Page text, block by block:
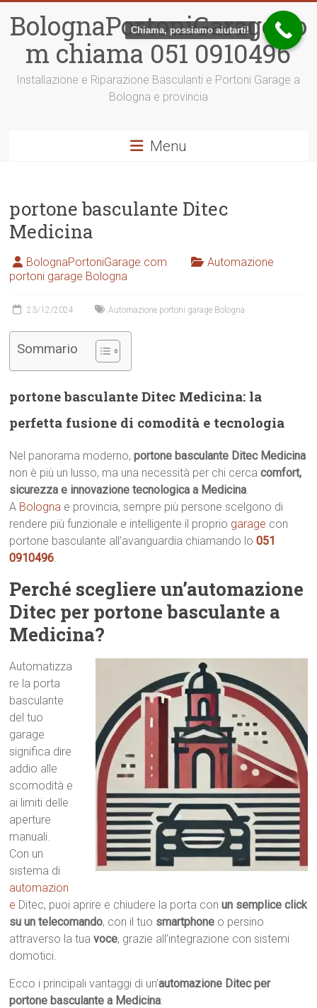
contenuto
BolognaPortoniGarage.co
m chiama 051 0910496
Installazione e Riparazione Basculanti e Portoni Garage a
Bologna e provincia
Menu
portone basculante Ditec
Medicina
BolognaPortoniGarage.com
Automazione
portoni garage Bologna
23/12/2024 Automazione portoni garage Bologna
Sommario
portone basculante Ditec Medicina: la
perfetta fusione di comodità e tecnologia
Nel panorama moderno,portone basculante Ditec Medicina
non è più un lusso, ma una necessità per chi cercacomfort,
sicurezza e innovazione tecnologica a Medicina.
A Bologna e provincia, sempre più persone scelgono di
rendere più funzionale e intelligente il proprio garage con
portone basculante all’avanguardia chiamando lo051
0910496.
Perché scegliere un’automazione
Ditec per portone basculante a
Medicina?
Automatizza
re la porta
basculante
del tuo
garage
significa dire
addio alle
scomodità e
ai limiti delle
aperture
manuali.
Con un
sistema di
automazion
e Ditec, puoi aprire e chiudere la porta conun semplice click
su un telecomando, con il tuo smartphone o persino
attraverso la tuavoce, grazie all’integrazione con sistemi
domotici.
Ecco i principali vantaggi di un’automazione Ditec per
portone basculante a Medicina:
Chiama, possiamo aiutarti!